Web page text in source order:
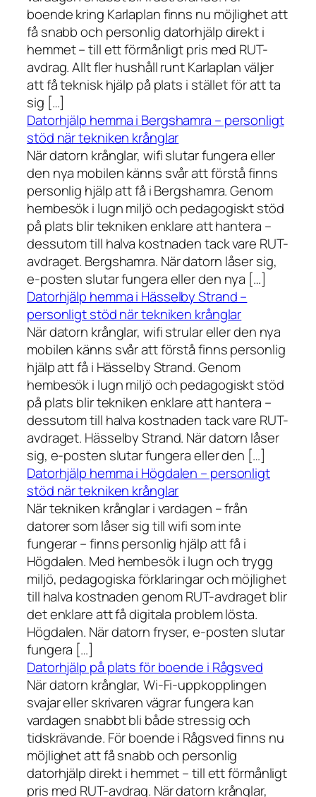
boende kring Karlaplan finns nu möjlighet att
få snabb och personlig datorhjälp direkt i
hemmet – till ett förmånligt pris med RUT-
avdrag. Allt fler hushåll runt Karlaplan väljer
att få teknisk hjälp på plats i stället för att ta
sig […]
Datorhjälp hemma i Bergshamra – personligt
stöd när tekniken krånglar
När datorn krånglar, wifi slutar fungera eller
den nya mobilen känns svår att förstå finns
personlig hjälp att få i Bergshamra. Genom
hembesök i lugn miljö och pedagogiskt stöd
på plats blir tekniken enklare att hantera –
dessutom till halva kostnaden tack vare RUT-
avdraget. Bergshamra. När datorn låser sig,
e-posten slutar fungera eller den nya […]
Datorhjälp hemma i Hässelby Strand –
personligt stöd när tekniken krånglar
När datorn krånglar, wifi strular eller den nya
mobilen känns svår att förstå finns personlig
hjälp att få i Hässelby Strand. Genom
hembesök i lugn miljö och pedagogiskt stöd
på plats blir tekniken enklare att hantera –
dessutom till halva kostnaden tack vare RUT-
avdraget. Hässelby Strand. När datorn låser
sig, e-posten slutar fungera eller den […]
Datorhjälp hemma i Högdalen – personligt
stöd när tekniken krånglar
När tekniken krånglar i vardagen – från
datorer som låser sig till wifi som inte
fungerar – finns personlig hjälp att få i
Högdalen. Med hembesök i lugn och trygg
miljö, pedagogiska förklaringar och möjlighet
till halva kostnaden genom RUT-avdraget blir
det enklare att få digitala problem lösta.
Högdalen. När datorn fryser, e-posten slutar
fungera […]
Datorhjälp på plats för boende i Rågsved
När datorn krånglar, Wi-Fi-uppkopplingen
svajar eller skrivaren vägrar fungera kan
vardagen snabbt bli både stressig och
tidskrävande. För boende i Rågsved finns nu
möjlighet att få snabb och personlig
datorhjälp direkt i hemmet – till ett förmånligt
pris med RUT-avdrag. När datorn krånglar,